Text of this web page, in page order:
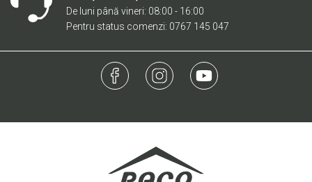
De luni până vineri: 08:00 - 16:00
Pentru status comenzi: 0767 145 047